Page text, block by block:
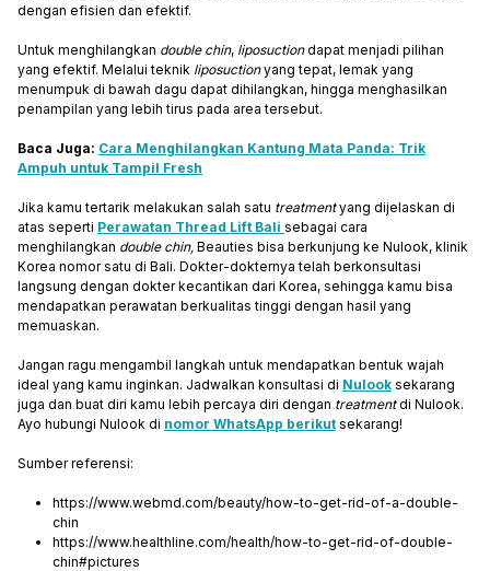
dengan efisien dan efektif.
Untuk menghilangkan double chin, liposuctiondapat menjadi pilihan
yang efektif. Melalui teknik liposuctionyang tepat, lemak yang
menumpuk di bawah dagu dapat dihilangkan, hingga menghasilkan
penampilan yang lebih tirus pada area tersebut.
Baca Juga: Cara Menghilangkan Kantung Mata Panda: Trik
Ampuh untuk Tampil Fresh
Jika kamu tertarik melakukan salah satu treatmentyang dijelaskan di
atas seperti Perawatan Thread Lift Bali sebagai cara
menghilangkan double chin, Beauties bisa berkunjung ke Nulook, klinik
Korea nomor satu di Bali. Dokter-dokternya telah berkonsultasi
langsung dengan dokter kecantikan dari Korea, sehingga kamu bisa
mendapatkan perawatan berkualitas tinggi dengan hasil yang
memuaskan.
Jangan ragu mengambil langkah untuk mendapatkan bentuk wajah
ideal yang kamu inginkan. Jadwalkan konsultasi di Nulook sekarang
juga dan buat diri kamu lebih percaya diri dengan treatmentdi Nulook.
Ayo hubungi Nulook di nomor WhatsApp berikut sekarang!
Sumber referensi:
https://www.webmd.com/beauty/how-to-get-rid-of-a-double-
chin
https://www.healthline.com/health/how-to-get-rid-of-double-
chin#pictures